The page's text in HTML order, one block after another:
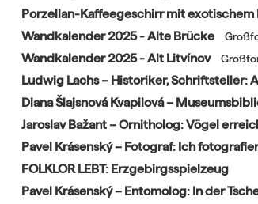
Porzellan-Kaffeegeschirr mit
Wandkalender 2025 - Alte Brücke
Wandkalender 2025 - Alt Litvínov
Ludwig Lachs – Historiker, Schriftsteller:
Diana Šlajsnová Kvapilová –
Jaroslav Bažant – Ornitholog: Vögel
Pavel Krásenský – Fotograf: Ich
FOLKLOR LEBT: Erzgebirgsspielzeug
Pavel Krásenský – Entomolog: In der